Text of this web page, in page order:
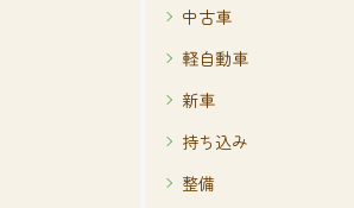
中古車
軽自動車
新車
持ち込み
整備